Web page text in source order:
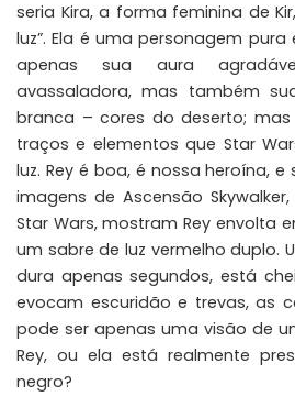
seria Kira, a forma feminina de
luz”. Ela é uma personagem
apenas sua aura
avassaladora, mas também
branca – cores do deserto;
traços e elementos que Star
luz. Rey é boa, é nossa heroína,
imagens de Ascensão
Star Wars, mostram Rey envolta
um sabre de luz vermelho duplo.
dura apenas segundos, está
evocam escuridão e trevas, as
pode ser apenas uma visão de
Rey, ou ela está realmente
negro?